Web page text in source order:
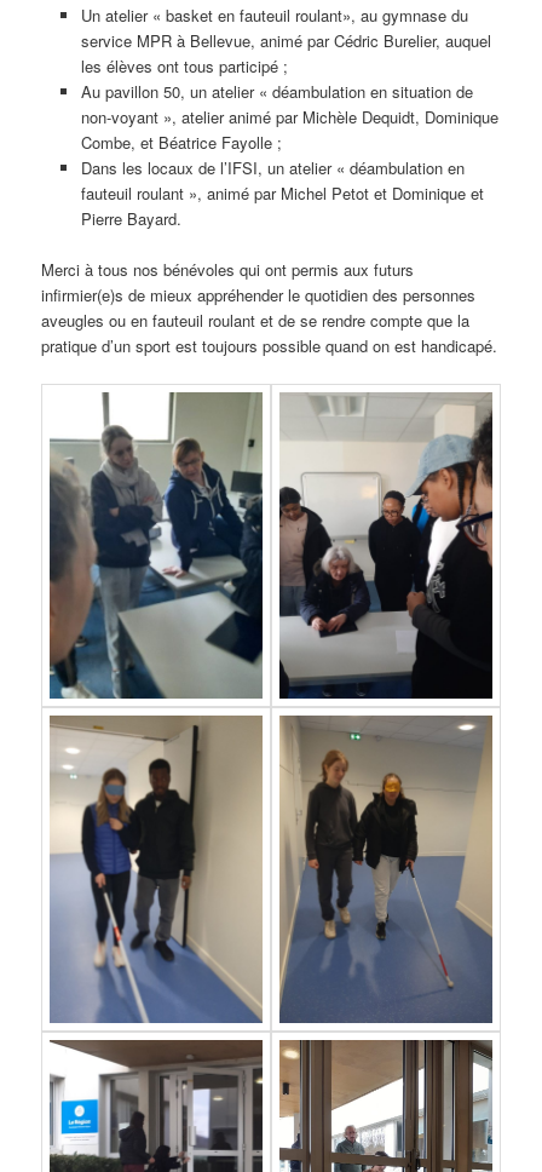
Un atelier « basket en fauteuil roulant», au gymnase du
service MPR à Bellevue, animé par Cédric Burelier, auquel
les élèves ont tous participé ;
Au pavillon 50, un atelier « déambulation en situation de
non-voyant », atelier animé par Michèle Dequidt, Dominique
Combe, et Béatrice Fayolle ;
Dans les locaux de l’IFSI, un atelier « déambulation en
fauteuil roulant », animé par Michel Petot et Dominique et
Pierre Bayard.
Merci à tous nos bénévoles qui ont permis aux futurs
infirmier(e)s de mieux appréhender le quotidien des personnes
aveugles ou en fauteuil roulant et de se rendre compte que la
pratique d’un sport est toujours possible quand on est handicapé.